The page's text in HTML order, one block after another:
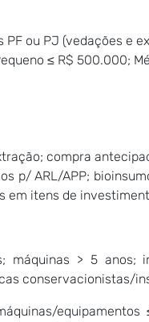
PF ou PJ (vedações e
≤ R$ 500.000;
compra
p/ ARL/APP;
em itens de
máquinas > 5 anos;
conservacionistas/